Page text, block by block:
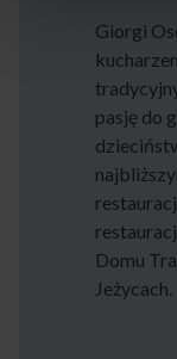
Giorgi
pasję do
Domu
Jeżycach.